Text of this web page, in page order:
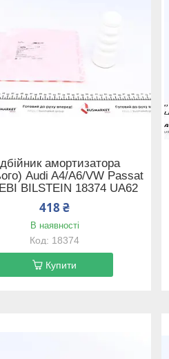
амортизатора
Audi A4/A6/VW Passat
BILSTEIN 18374 UA62
418 ₴
В наявності
18374
Купити